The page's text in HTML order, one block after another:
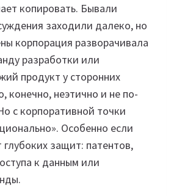
копировать. Бывали
заходили далеко, но
корпорация разворачивала
разработки или
продукт у сторонних
конечно, неэтично и не по-
с корпоративной точки
Особенно если
защит: патентов,
к данным или